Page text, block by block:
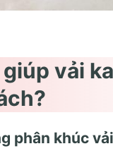
vải
phân khúc